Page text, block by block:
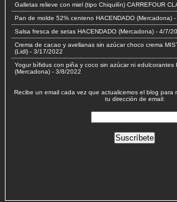
Galletas relieve con miel (tipo Chiquilín) CARREFOUR
Pan de molde 52% centeno HACENDADO (Mercadona) -
Salsa fresca de setas HACENDADO (Mercadona) - 4/7/
Crema de cacao y avellanas sin azúcar choco crema
(Lidl) - 3/17/2022
Yogur bífidus con piña y coco sin azúcar ni edulcorantes
(Mercadona) - 3/8/2022
Recibe un email cada vez que actualicemos el blog para
tu dirección de email: